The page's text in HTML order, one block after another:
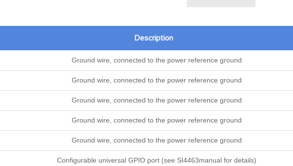
Description
Ground wire, connected to the power reference ground
Ground wire, connected to the power reference ground
Ground wire, connected to the power reference ground
Ground wire, connected to the power reference ground
Ground wire, connected to the power reference ground
Configurable universal GPIO port (see SI4463manual for details)